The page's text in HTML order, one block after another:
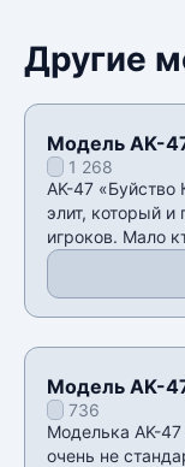
Другие
Модель AK-
v341 268
AK-47 «Буйство
элит, который и
игроков. Мало
Модель AK-
736
Моделька AK-
очень не